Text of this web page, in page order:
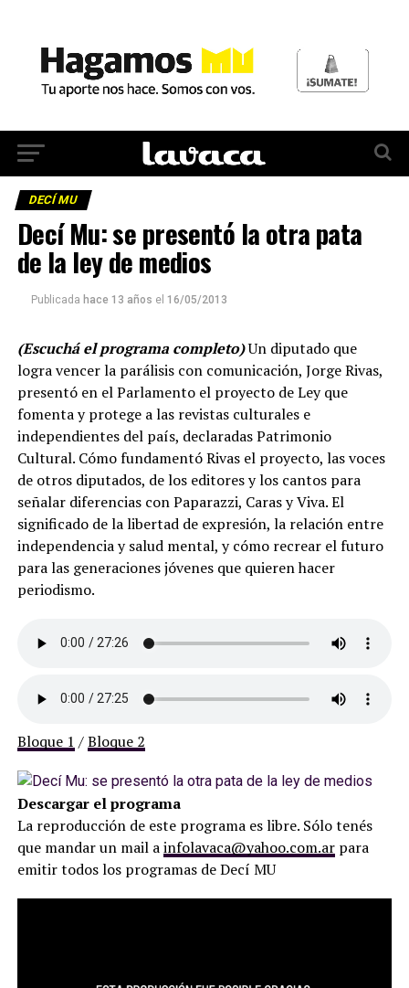
DECÍ MU
Decí Mu: se presentó la otra pata
de la ley de medios
Publicada hace 13 años el 16/05/2013
(Escuchá el programa completo)Un diputado que
logra vencer la parálisis con comunicación, Jorge Rivas,
presentó en el Parlamento el proyecto de Ley que
fomenta y protege a las revistas culturales e
independientes del país, declaradas Patrimonio
Cultural. Cómo fundamentó Rivas el proyecto, las voces
de otros diputados, de los editores y los cantos para
señalar diferencias con Paparazzi, Caras y Viva. El
significado de la libertad de expresión, la relación entre
independencia y salud mental, y cómo recrear el futuro
para las generaciones jóvenes que quieren hacer
periodismo.
Bloque 1 /Bloque 2
Descargar el programa
La reproducción de este programa es libre. Sólo tenés
que mandar un mail ainfolavaca@yahoo.com.arpara
emitir todos los programas de Decí MU